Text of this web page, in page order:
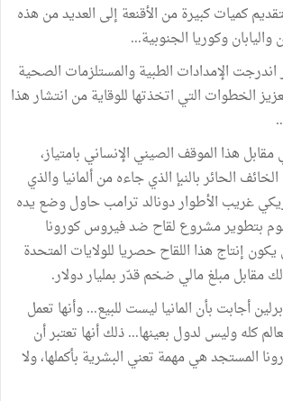
كميات كبيرة من الأقنعة إلى العديد من هذه
وكوريا الجنوبية...
الإمدادات الطبية والمستلزمات الصحية
الخطوات التي اتخذتها للوقاية من انتشار هذا
هذا الموقف الصيني الإنساني بامتياز،
الحائر بالنبإ الذي جاءه من ألمانيا والذي
غريب الأطوار دونالد ترامب حاول وضع يده
بتطوير مشروع لقاح ضد فيروس كورونا
إنتاج هذا اللقاح حصريا للولايات المتحدة
مقابل مبلغ مالي ضخم قدّر بمليار دولار.
أجابت بأن المانيا ليست للبيع... وأنها تعمل
كله وليس لدول بعينها... ذلك أنها تعتبر أن
المستجد هي مهمة تعني البشرية بأكملها، ولا